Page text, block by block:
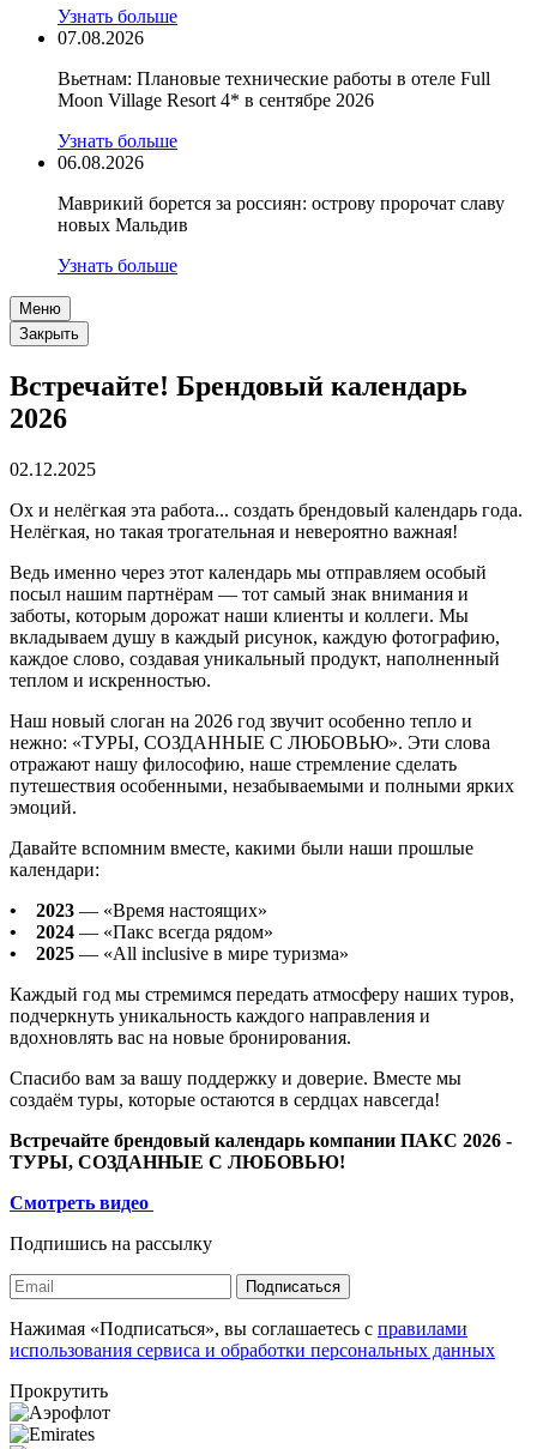
Узнать больше
07.08.2026
Вьетнам: Плановые технические работы в отеле Full
Moon Village Resort 4* в сентябре 2026
Узнать больше
06.08.2026
Маврикий борется за россиян: острову пророчат славу
новых Мальдив
Узнать больше
Меню
Закрыть
Встречайте! Брендовый календарь
2026
02.12.2025
Ох и нелёгкая эта работа... создать брендовый календарь года.
Нелёгкая, но такая трогательная и невероятно важная!
Ведь именно через этот календарь мы отправляем особый
посыл нашим партнёрам — тот самый знак внимания и
заботы, которым дорожат наши клиенты и коллеги. Мы
вкладываем душу в каждый рисунок, каждую фотографию,
каждое слово, создавая уникальный продукт, наполненный
теплом и искренностью.
Наш новый слоган на 2026 год звучит особенно тепло и
нежно: «ТУРЫ, СОЗДАННЫЕ С ЛЮБОВЬЮ». Эти слова
отражают нашу философию, наше стремление сделать
путешествия особенными, незабываемыми и полными ярких
эмоций.
Давайте вспомним вместе, какими были наши прошлые
календари:
• 2023 — «Время настоящих»
• 2024 — «Пакс всегда рядом»
• 2025 — «All inclusive в мире туризма»
Каждый год мы стремимся передать атмосферу наших туров,
подчеркнуть уникальность каждого направления и
вдохновлять вас на новые бронирования.
Спасибо вам за вашу поддержку и доверие. Вместе мы
создаём туры, которые остаются в сердцах навсегда!
Встречайте брендовый календарь компании ПАКС 2026 -
ТУРЫ, СОЗДАННЫЕ С ЛЮБОВЬЮ!
Смотреть видео
Подпишись на рассылку
Подписаться
Нажимая «Подписаться», вы соглашаетесь с правилами
использования сервиса и обработки персональных данных
Прокрутить